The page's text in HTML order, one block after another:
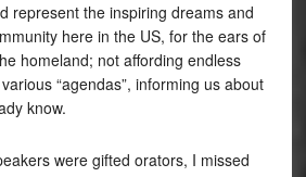
represent the inspiring dreams and
here in the US, for the ears of
homeland; not affording endless
“agendas”, informing us about
know.
were gifted orators, I missed